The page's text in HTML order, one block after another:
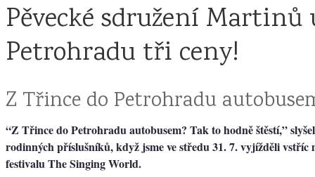
Pěvecké sdružení
Petrohradu tři ceny!
Z Třince do Petrohradu
“Z Třince do Petrohradu autobusem? Tak to hodně štěstí,”
rodinných příslušníků, když jsme ve středu 31. 7. vyjížděli vstříc
festivalu The Singing World.